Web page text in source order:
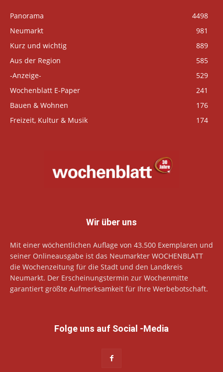
Panorama
4498
Neumarkt
981
Kurz und wichtig
889
Aus der Region
585
-Anzeige-
529
Wochenblatt E-Paper
241
Bauen & Wohnen
176
Freizeit, Kultur & Musik
174
Wir über uns
Mit einer wöchentlichen Auflage von 43.500 Exemplaren und
seiner Onlineausgabe ist das Neumarkter WOCHENBLATT
die Wochenzeitung für die Stadt und den Landkreis
Neumarkt. Der Erscheinungstermin zur Wochenmitte
garantiert größte Aufmerksamkeit für Ihre Werbebotschaft.
Folge uns auf Social -Media